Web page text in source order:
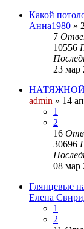
Какой
Анна1980 »
7
10556
23 мар
admin » 14
1
2
16
30696
08 мар
Глянцевые
Елена
1
2